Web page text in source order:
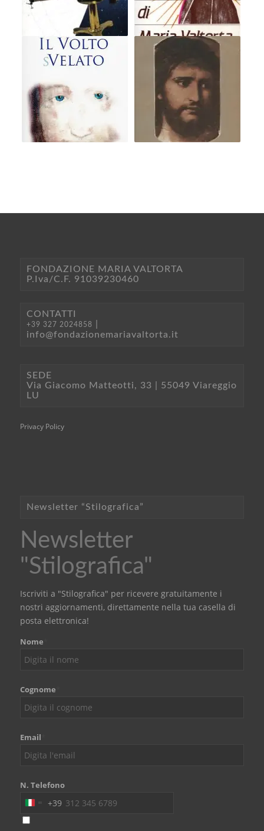
FONDAZIONE MARIA VALTORTA
P.Iva/C.F. 91039230460
CONTATTI
+39 327 2024858
info@fondazionemariavaltorta.it
SEDE
Via Giacomo Matteotti, 33 | 55049 Viareggio
LU
Privacy Policy
Newsletter “Stilografica”
Newsletter
"Stilografica"
Iscriviti a "Stilografica" per ricevere gratuitamente i
nostri aggiornamenti, direttamente nella tua casella di
posta elettronica!
Nome
Cognome
Email
N. Telefono
Italy
+39
+39